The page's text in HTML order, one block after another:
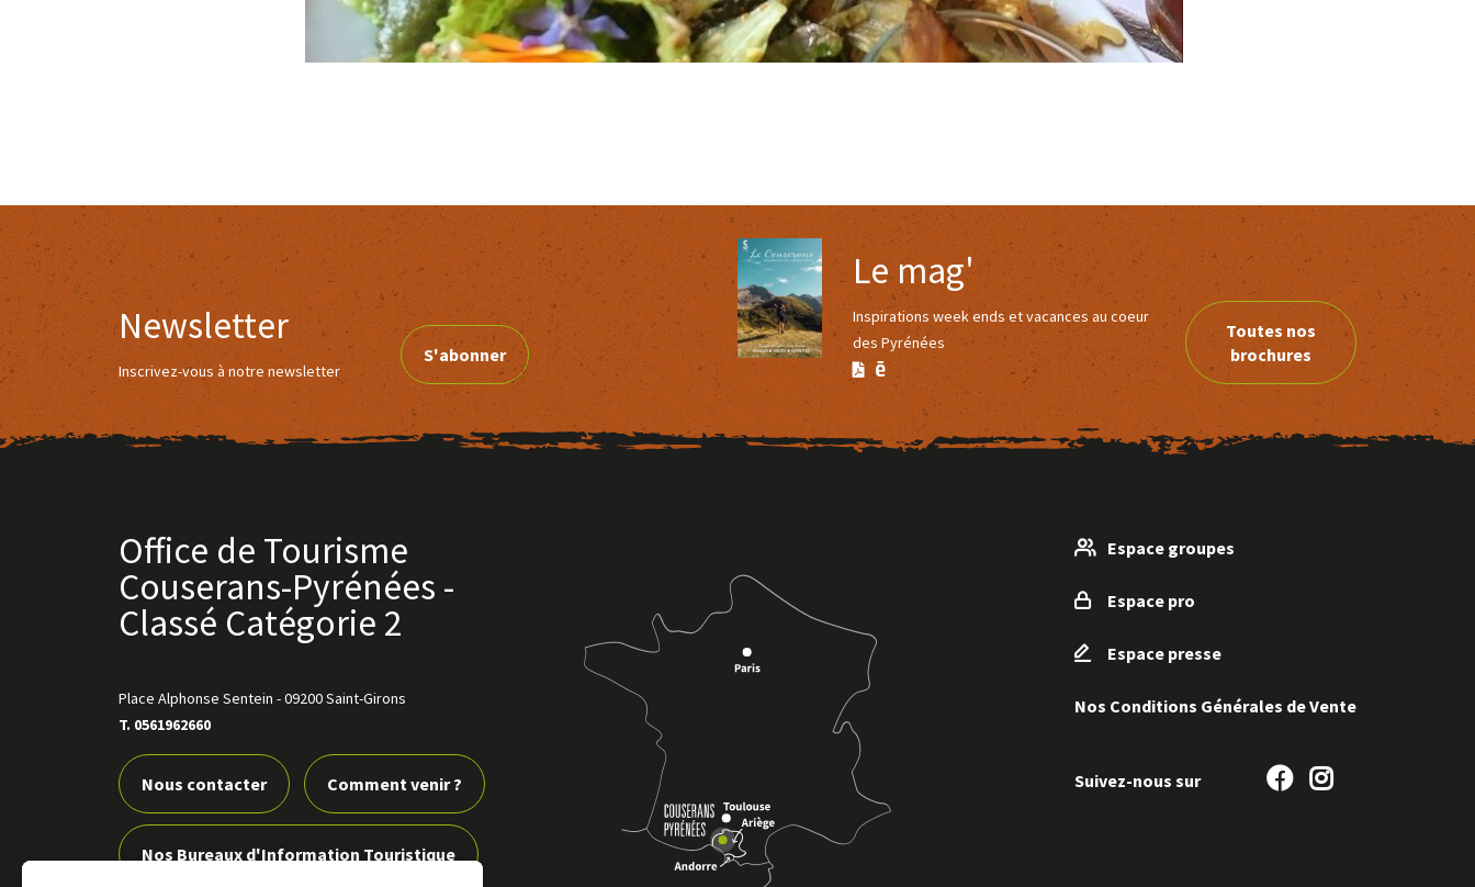
Newsletter
Inscrivez-vous à notre newsletter
S'abonner
Le mag'
Inspirations week ends et vacances au coeur
des Pyrénées
Version
PDF
Version
Calaméo
Toutes nos
brochures
Office de Tourisme
Couserans-Pyrénées -
Classé Catégorie 2
Place Alphonse Sentein -09200 Saint-Girons
T. 0561962660
Nous contacter Comment venir ?
Nos Bureaux d'Information Touristique
Espace groupes
Espace pro
Espace presse
Nos Conditions Générales de Vente
Suivez-nous sur
Suivez-Suivez-